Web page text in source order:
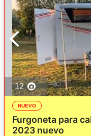
12
NUEVO
Furgoneta para
2023 nuevo